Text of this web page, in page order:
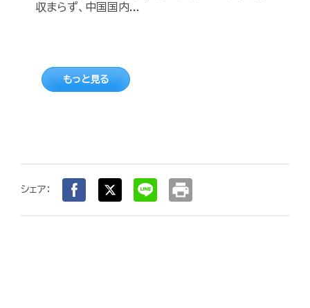
収まらず、中国国内...
もっと見る
シェア： print